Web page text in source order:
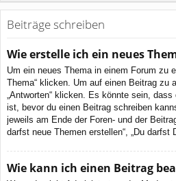
Beiträge schreiben
Wie erstelle ich ein neues
Um ein neues Thema in einem Forum zu
Thema“ klicken. Um auf einen Beitrag zu
„Antworten“ klicken. Es könnte sein,
ist, bevor du einen Beitrag schreiben
jeweils am Ende der Foren- und der
darfst neue Themen erstellen“, „Du darfst
Wie kann ich einen Beitrag